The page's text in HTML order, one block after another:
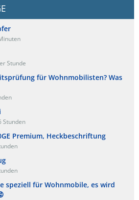
Stunde
für Wohnmobilisten? Was
Stunden
Premium, Heckbeschriftung
speziell für Wohnmobile, es wird